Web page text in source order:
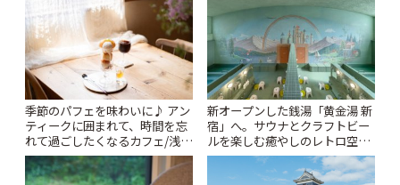
季節のパフェを味わいに♪ アン
ティークに囲まれて、時間を忘
れて過ごしたくなるカフェ/浅草
「annorum cafe」 | ことりっぷ
新オープンした銭湯「黄金湯 新
宿」へ。サウナとクラフトビー
ルを楽しむ癒やしのレトロ空間
| ことりっぷ